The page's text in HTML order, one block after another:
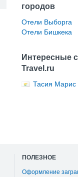
городов
Отели Выборга
Отели Бишкека
Интересные
Travel.ru
Тасия Марис
ПОЛЕЗНОЕ
Оформление